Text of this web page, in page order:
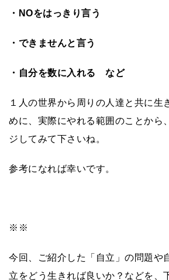
・NOをはっきり言う
・できませんと言う
・自分を数に入れる など
１人の世界から周りの人達と共に生
めに、実際にやれる範囲のことから
ジしてみて下さいね。
参考になれば幸いです。
※※
今回、ご紹介した「自立」の問題や
立をどう生きれば良いか？などを、